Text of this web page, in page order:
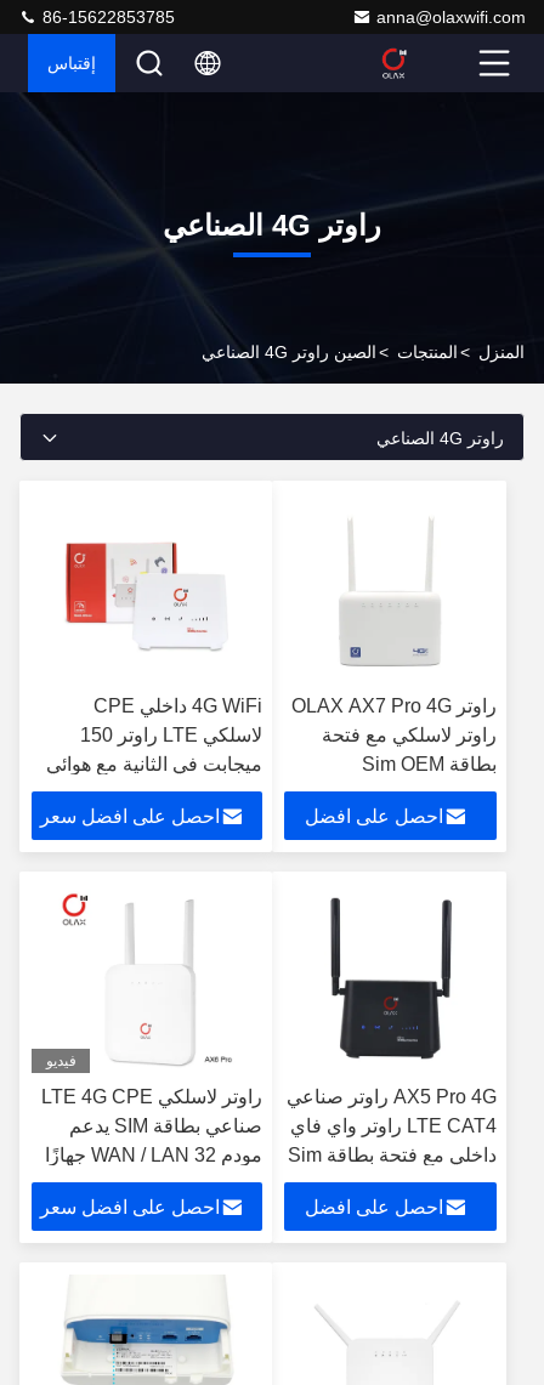
anna@olaxwifi.com
86-15622853785
إقتباس
راوتر 4G الصناعي
المنزل >المنتجات >الصين راوتر 4G الصناعي
راوتر 4G الصناعي
راوتر OLAX AX7 Pro 4G
راوتر لاسلكي مع فتحة
بطاقة Sim OEM
احصل على افضل
4G WiFi داخلي CPE
لاسلكي LTE راوتر 150
ميجابت في الثانية مع هوائي
B28 OLAX AX5 Pro
احصل على افضل سعر
AX5 Pro 4G راوتر صناعي
LTE CAT4 راوتر واي فاي
داخلي مع فتحة بطاقة Sim
احصل على افضل
فيديو
راوتر لاسلكي LTE 4G CPE
صناعي بطاقة SIM يدعم
مودم WAN / LAN 32 جهازًا
OLAX AX6 PRO
احصل على افضل سعر